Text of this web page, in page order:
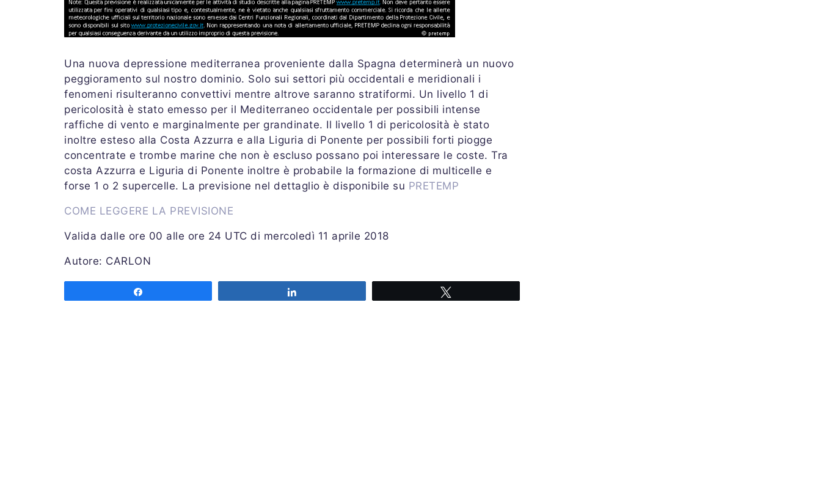
Una nuova depressione mediterranea proveniente dalla Spagna determinerà un nuovo
peggioramento sul nostro dominio. Solo sui settori più occidentali e meridionali i
fenomeni risulteranno convettivi mentre altrove saranno stratiformi. Un livello 1 di
pericolosità è stato emesso per il Mediterraneo occidentale per possibili intense
raffiche di vento e marginalmente per grandinate. Il livello 1 di pericolosità è stato
inoltre esteso alla Costa Azzurra e alla Liguria di Ponente per possibili forti piogge
concentrate e trombe marine che non è escluso possano poi interessare le coste. Tra
costa Azzurra e Liguria di Ponente inoltre è probabile la formazione di multicelle e
forse 1 o 2 supercelle. La previsione nel dettaglio è disponibile su PRETEMP
COME LEGGERE LA PREVISIONE
Valida dalle ore 00 alle ore 24 UTC di mercoledì 11 aprile 2018
Autore: CARLON